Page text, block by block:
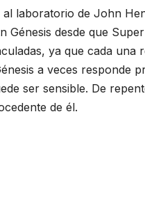
laboratorio de John
desde que
ya que cada
a veces responde
ser sensible. De
de él.